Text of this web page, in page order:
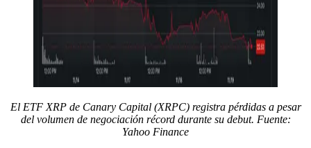
El ETF XRP de Canary Capital (XRPC) registra pérdidas a pesar
del volumen de negociación récord durante su debut. Fuente:
Yahoo Finance